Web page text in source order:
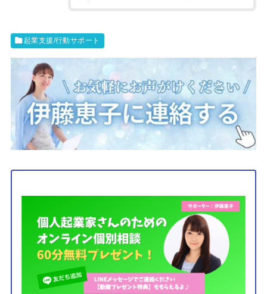
起業支援/行動サポート